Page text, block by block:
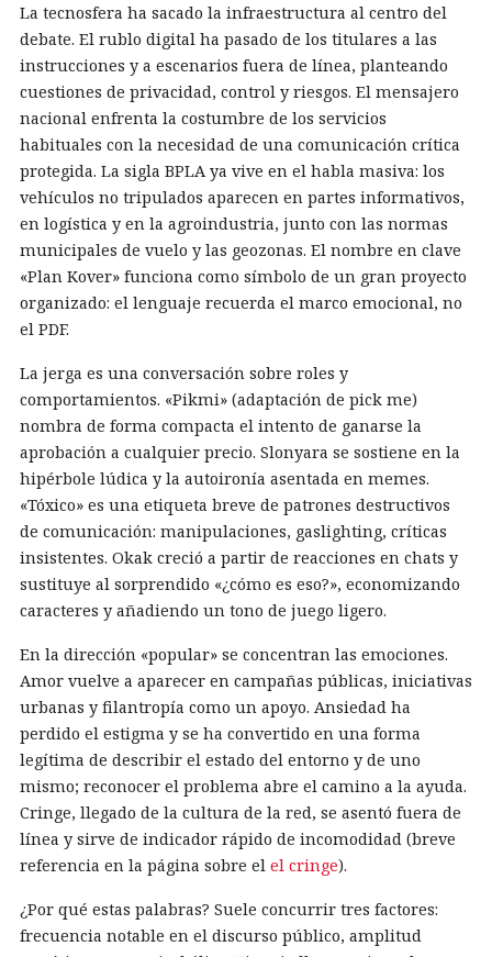
La tecnosfera ha sacado la infraestructura al centro del
debate. El rublo digital ha pasado de los titulares a las
instrucciones y a escenarios fuera de línea, planteando
cuestiones de privacidad, control y riesgos. El mensajero
nacional enfrenta la costumbre de los servicios
habituales con la necesidad de una comunicación crítica
protegida. La sigla BPLA ya vive en el habla masiva: los
vehículos no tripulados aparecen en partes informativos,
en logística y en la agroindustria, junto con las normas
municipales de vuelo y las geozonas. El nombre en clave
«Plan Kover» funciona como símbolo de un gran proyecto
organizado: el lenguaje recuerda el marco emocional, no
el PDF.
La jerga es una conversación sobre roles y
comportamientos. «Pikmi» (adaptación de pick me)
nombra de forma compacta el intento de ganarse la
aprobación a cualquier precio. Slonyara se sostiene en la
hipérbole lúdica y la autoironía asentada en memes.
«Tóxico» es una etiqueta breve de patrones destructivos
de comunicación: manipulaciones, gaslighting, críticas
insistentes. Okak creció a partir de reacciones en chats y
sustituye al sorprendido «¿cómo es eso?», economizando
caracteres y añadiendo un tono de juego ligero.
En la dirección «popular» se concentran las emociones.
Amor vuelve a aparecer en campañas públicas, iniciativas
urbanas y filantropía como un apoyo. Ansiedad ha
perdido el estigma y se ha convertido en una forma
legítima de describir el estado del entorno y de uno
mismo; reconocer el problema abre el camino a la ayuda.
Cringe, llegado de la cultura de la red, se asentó fuera de
línea y sirve de indicador rápido de incomodidad (breve
referencia en la página sobre el el cringe).
¿Por qué estas palabras? Suele concurrir tres factores:
frecuencia notable en el discurso público, amplitud